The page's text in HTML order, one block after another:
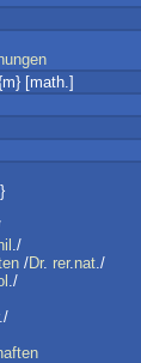
[math.]
./
/Dr. rer.nat./
./
./